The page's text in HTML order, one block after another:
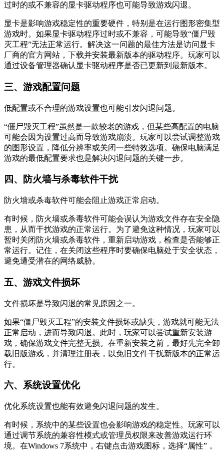
过时的或不兼容的显卡驱动程序也可能导致游戏闪退。
显卡是影响游戏稳定性的重要硬件，特别是在运行图形密集型
游戏时。如果显卡驱动程序过时或不兼容，可能导致“僵尸毁
灭工程”无法正常运行。解决这一问题的最佳方法是访问显卡
厂商的官方网站，下载并安装最新版本的驱动程序。玩家可以
通过设备管理器确认显卡驱动程序是否已更新到最新版本。
三、游戏配置问题
低配置或不合理的游戏设置也可能引发闪退问题。
“僵尸毁灭工程”虽然是一款较老的游戏，但某些高配置的电脑
可能会因为设置过高而导致游戏崩溃。玩家可以尝试调整游戏
的图形设置，降低分辨率或关闭一些特效选项。确保电脑满足
游戏的最低配置要求也是解决闪退问题的关键一步。
四、防火墙与杀毒软件干扰
防火墙或杀毒软件可能会阻止游戏正常启动。
有时候，防火墙或杀毒软件可能会误认为游戏文件存在安全隐
患，从而干扰游戏的正常运行。为了避免这种情况，玩家可以
暂时关闭防火墙或杀毒软件，重新启动游戏，检查是否能够正
常运行。记住，在关闭这些程序时要确保电脑处于安全状态，
避免遭受潜在的网络威胁。
五、游戏文件损坏
文件损坏是导致闪退的常见原因之一。
如果“僵尸毁灭工程”的安装文件损坏或缺失，游戏就可能无法
正常启动，进而导致闪退。此时，玩家可以尝试重新安装游
戏，确保游戏文件完整无损。在重新安装之前，最好先完全卸
载旧版游戏，并清理注册表，以免旧文件干扰新版本的正常运
行。
六、系统设置优化
优化系统设置也能有效避免闪退问题的发生。
有时候，系统中的某些设置也会影响游戏的稳定性。玩家可以
通过调节系统的兼容性模式或管理员权限来改善游戏运行环
境。在Windows 7系统中，右键点击游戏图标，选择“属性”，